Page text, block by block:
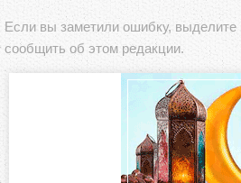
Если вы заметили ошибку,
сообщить об этом редакции.